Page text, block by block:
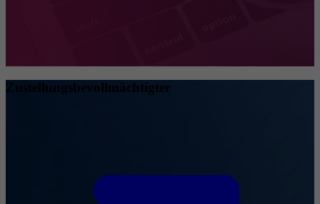
Zustellungsbevollmächtigter